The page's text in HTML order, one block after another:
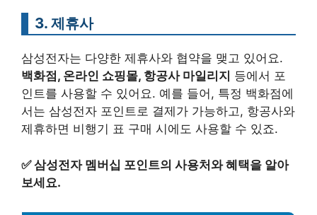
3. 제휴사
삼성전자는 다양한 제휴사와 협약을 맺고 있어요.
백화점, 온라인 쇼핑몰, 항공사 마일리지 등에서 포
인트를 사용할 수 있어요. 예를 들어, 특정 백화점에
서는 삼성전자 포인트로 결제가 가능하고, 항공사와
제휴하면 비행기 표 구매 시에도 사용할 수 있죠.
✅삼성전자 멤버십 포인트의 사용처와 혜택을 알아
보세요.